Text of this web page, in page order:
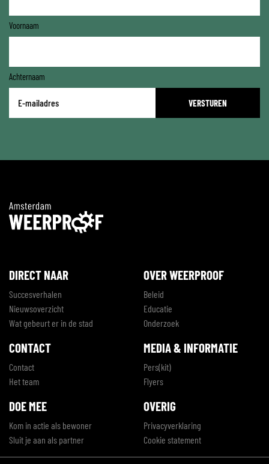
Voornaam
Achternaam
mailadres
DIRECT NAAR
Succesverhalen
Nieuwsoverzicht
Wat gebeurt er in de stad
OVER WEERPROOF
Beleid
Educatie
Onderzoek
CONTACT
Contact
Het team
MEDIA & INFORMATIE
Pers(kit)
Flyers
DOE MEE
Kom in actie als bewoner
Sluit je aan als partner
OVERIG
Privacyverklaring
Cookie statement